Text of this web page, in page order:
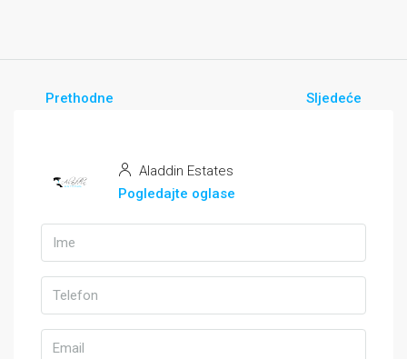
Prethodne Sljedeće
Aladdin Estates
Pogledajte oglase